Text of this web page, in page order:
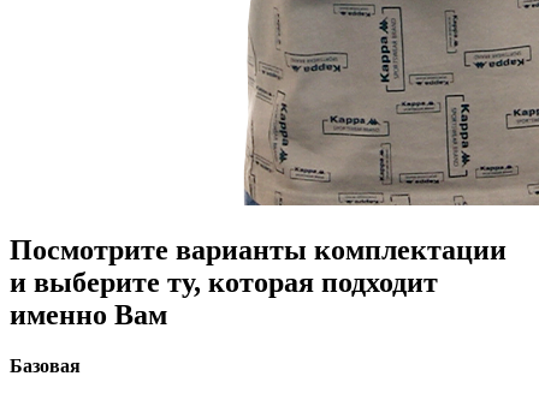
Посмотрите варианты комплектации
и выберите ту, которая подходит
именно Вам
Базовая